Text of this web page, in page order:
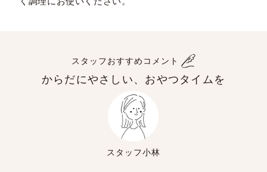
スタッフおすすめコメント
からだにやさしい、おやつタイムを
スタッフ小林